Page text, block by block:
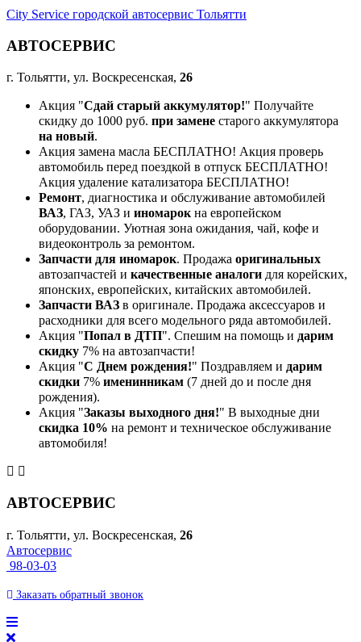
City Service городской автосервис Тольятти
АВТОСЕРВИС
г. Тольятти, ул. Воскресенская, 26
Акция "Сдай старый аккумулятор!" Получайте
скидку до 1000 руб. при замене старого аккумулятора
на новый.
Акция замена масла БЕСПЛАТНО! Акция проверь
автомобиль перед поездкой в отпуск БЕСПЛАТНО!
Акция удаление катализатора БЕСПЛАТНО!
Ремонт, диагностика и обслуживание автомобилей
ВАЗ, ГАЗ, УАЗ и иномарокна европейском
оборудовании. Уютная зона ожидания, чай, кофе и
видеоконтроль за ремонтом.
Запчасти для иномарок. Продажа оригинальных
автозапчастей и качественные аналоги для корейских,
японских, европейских, китайских автомобилей.
Запчасти ВАЗ в оригинале. Продажа аксессуаров и
расходники для всего модельного ряда автомобилей.
Акция "Попал в ДТП". Спешим на помощь и дарим
скидку 7% на автозапчасти!
Акция "С Днем рождения!" Поздравляем и дарим
скидки 7% именинникам (7 дней до и после дня
рождения).
Акция "Заказы выходного дня!" В выходные дни
скидка 10% на ремонт и техническое обслуживание
автомобиля!
АВТОСЕРВИС
г. Тольятти, ул. Воскресенская, 26
Автосервис
98-03-03
Заказать обратный звонок